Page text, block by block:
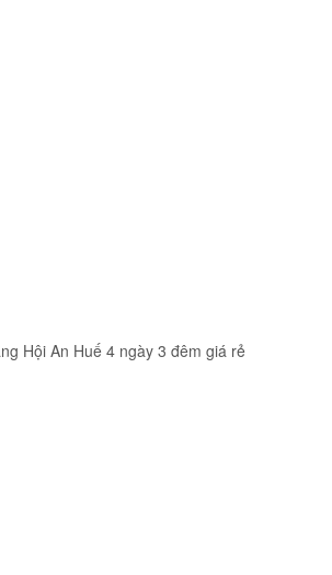
Hội An Huế 4 ngày 3 đêm giá rẻ